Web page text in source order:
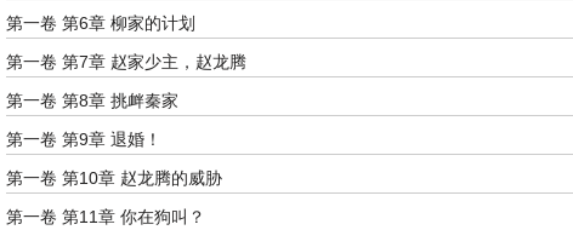
第一卷 第6章 柳家的计划
第一卷 第7章 赵家少主，赵龙腾
第一卷 第8章 挑衅秦家
第一卷 第9章 退婚！
第一卷 第10章 赵龙腾的威胁
第一卷 第11章 你在狗叫？